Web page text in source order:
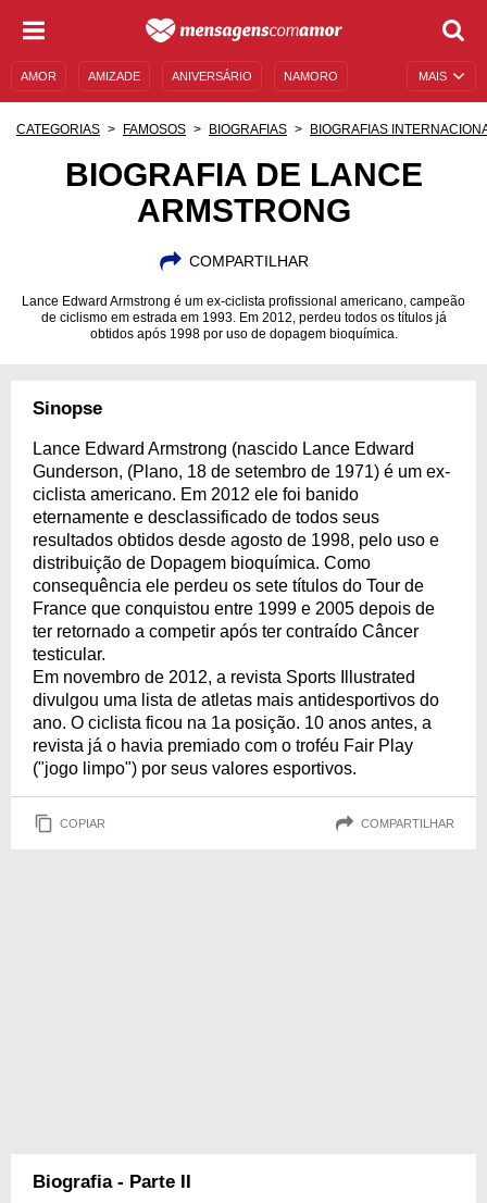
MAIS
AMOR AMIZADE ANIVERSÁRIO NAMORO
MENSAGENS E FRASES MENSAGENS DE ANIVERSÁRIO
CATEGORIAS FAMOSOS BIOGRAFIAS BIOGRAFIAS
BIOGRAFIA DE LANCE
ARMSTRONG
COMPARTILHAR
Lance Edward Armstrong é um ex-ciclista profissional americano, campeão
de ciclismo em estrada em 1993. Em 2012, perdeu todos os títulos já
obtidos após 1998 por uso de dopagem bioquímica.
Sinopse
Lance Edward Armstrong (nascido Lance Edward
Gunderson, (Plano, 18 de setembro de 1971) é um ex-
ciclista americano. Em 2012 ele foi banido
eternamente e desclassificado de todos seus
resultados obtidos desde agosto de 1998, pelo uso e
distribuição de Dopagem bioquímica. Como
consequência ele perdeu os sete títulos do Tour de
France que conquistou entre 1999 e 2005 depois de
ter retornado a competir após ter contraído Câncer
testicular.
Em novembro de 2012, a revista Sports Illustrated
divulgou uma lista de atletas mais antidesportivos do
ano. O ciclista ficou na 1a posição. 10 anos antes, a
revista já o havia premiado com o troféu Fair Play
("jogo limpo") por seus valores esportivos.
COPIAR COMPARTILHAR
Biografia - Parte II